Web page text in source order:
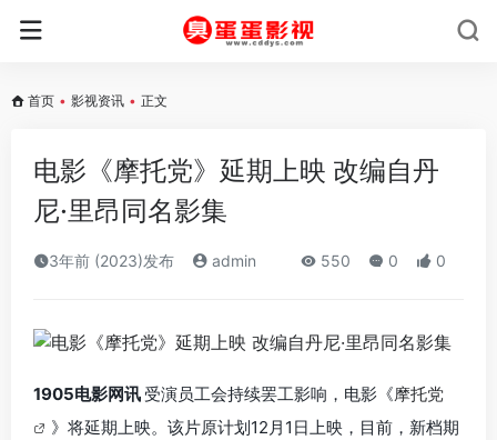
首页 • 影视资讯 • 正文
电影《摩托党》延期上映 改编自丹
尼·里昂同名影集
3年前 (2023)发布 admin 550 0 0
1905电影网讯 受演员工会持续罢工影响，电影《摩托党
》将延期上映。该片原计划12月1日上映，目前，新档期